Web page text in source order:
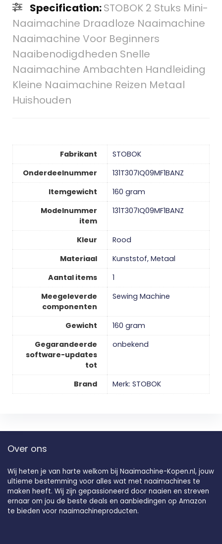
Specification:STOBOK 2 Stuks Mini-
Naaimachine Draadloze Naaimachine
Naaimachine Voor Beginners
Naaibenodigdheden Snelle
Naaimachine Ambachten Handleiding
Kleine Naaimachine Reizen Metaal
Huishouden
Fabrikant
‎STOBOK
Onderdeelnummer
‎131T307IQ09MF1BANZ
Itemgewicht
‎160 gram
Modelnummer
item
‎131T307IQ09MF1BANZ
Kleur
‎Rood
Materiaal
‎Kunststof, Metaal
Aantal items
‎1
Meegeleverde
componenten
‎Sewing Machine
Gewicht
‎160 gram
Gegarandeerde
software-updates
tot
‎onbekend
Brand Merk: STOBOK
Over ons
Wij heten je van harte welkom bij Naaimachine-Kopen.nl, jouw
ultieme bestemming voor alles wat met naaimachines te
maken heeft. Wij zijn gepassioneerd door naaien en streven
ernaar om jou de beste deals en aanbiedingen op Amazon
te bieden voor naaimachineproducten.